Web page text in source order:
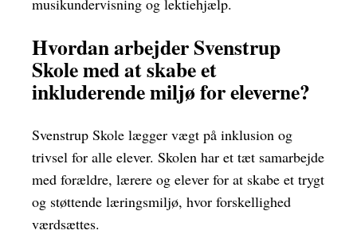
musikundervisning og lektiehjælp.
Hvordan arbejder Svenstrup
Skole med at skabe et
inkluderende miljø for eleverne?
Svenstrup Skole lægger vægt på inklusion og
trivsel for alle elever. Skolen har et tæt samarbejde
med forældre, lærere og elever for at skabe et trygt
og støttende læringsmiljø, hvor forskellighed
værdsættes.